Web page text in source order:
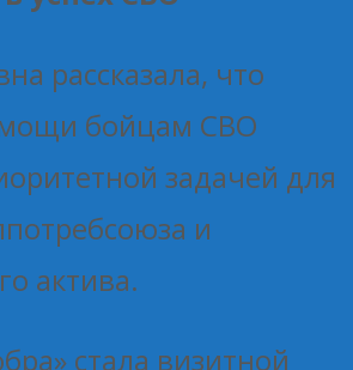
рассказала, что
бойцам СВО
задачей для
и
актива.
стала визитной